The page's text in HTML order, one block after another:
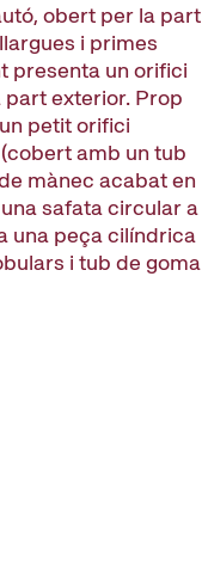
obert per la part
i primes
presenta un orifici
exterior. Prop
petit orifici
amb un tub
mànec acabat en
safata circular a
una peça cilíndrica
i tub de goma